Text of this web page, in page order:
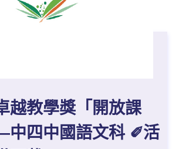
越教學獎「開放課
中四中國語文科 ✐活